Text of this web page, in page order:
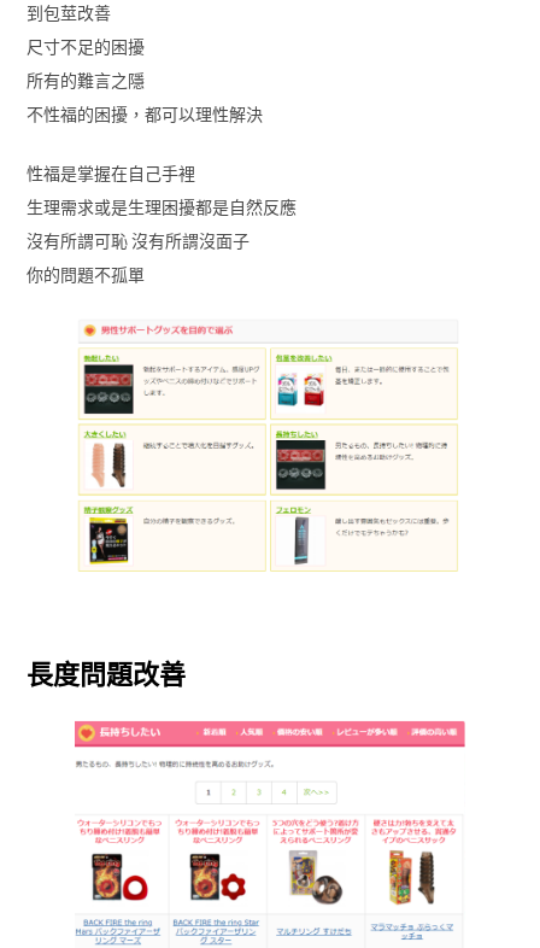
到包莖改善
尺寸不足的困擾
所有的難言之隱
不性福的困擾，都可以理性解決
性福是掌握在自己手裡
生理需求或是生理困擾都是自然反應
沒有所謂可恥 沒有所謂沒面子
你的問題不孤單
長度問題改善